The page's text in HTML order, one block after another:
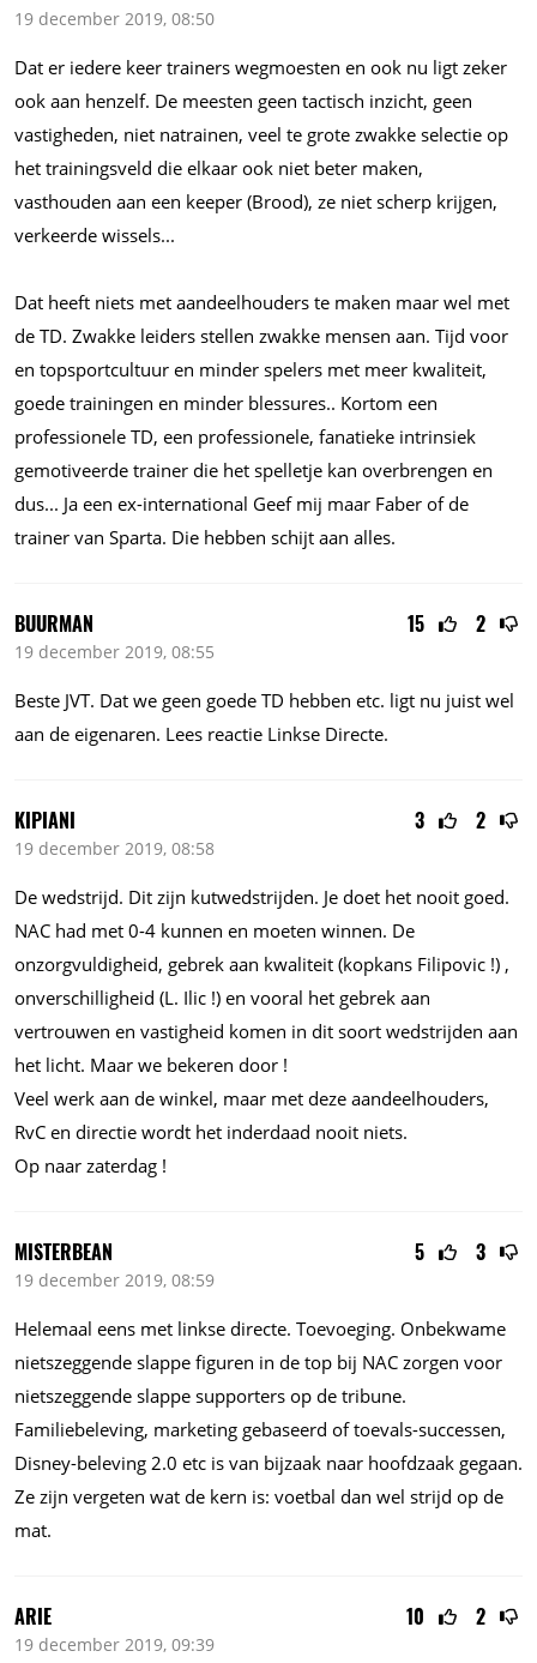
19 december 2019, 08:50
Dat er iedere keer trainers wegmoesten en ook nu ligt zeker
ook aan henzelf. De meesten geen tactisch inzicht, geen
vastigheden, niet natrainen, veel te grote zwakke selectie op
het trainingsveld die elkaar ook niet beter maken,
vasthouden aan een keeper (Brood), ze niet scherp krijgen,
verkeerde wissels...
Dat heeft niets met aandeelhouders te maken maar wel met
de TD. Zwakke leiders stellen zwakke mensen aan. Tijd voor
en topsportcultuur en minder spelers met meer kwaliteit,
goede trainingen en minder blessures.. Kortom een
professionele TD, een professionele, fanatieke intrinsiek
gemotiveerde trainer die het spelletje kan overbrengen en
dus... Ja een ex-international Geef mij maar Faber of de
trainer van Sparta. Die hebben schijt aan alles.
15 2
BUURMAN
19 december 2019, 08:55
Beste JVT. Dat we geen goede TD hebben etc. ligt nu juist wel
aan de eigenaren. Lees reactie Linkse Directe.
3 2
KIPIANI
19 december 2019, 08:58
De wedstrijd. Dit zijn kutwedstrijden. Je doet het nooit goed.
NAC had met 0-4 kunnen en moeten winnen. De
onzorgvuldigheid, gebrek aan kwaliteit (kopkans Filipovic !) ,
onverschilligheid (L. Ilic !) en vooral het gebrek aan
vertrouwen en vastigheid komen in dit soort wedstrijden aan
het licht. Maar we bekeren door !
Veel werk aan de winkel, maar met deze aandeelhouders,
RvC en directie wordt het inderdaad nooit niets.
Op naar zaterdag !
5 3
MISTERBEAN
19 december 2019, 08:59
Helemaal eens met linkse directe. Toevoeging. Onbekwame
nietszeggende slappe figuren in de top bij NAC zorgen voor
nietszeggende slappe supporters op de tribune.
Familiebeleving, marketing gebaseerd of toevals-successen,
Disney-beleving 2.0 etc is van bijzaak naar hoofdzaak gegaan.
Ze zijn vergeten wat de kern is: voetbal dan wel strijd op de
mat.
10 2
ARIE
19 december 2019, 09:39